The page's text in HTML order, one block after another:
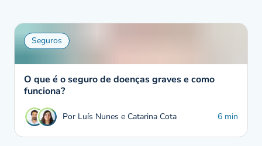
Seguros
O que é o seguro de doenças graves e como
funciona?
Por Luís Nunes e Catarina Cota 6 min